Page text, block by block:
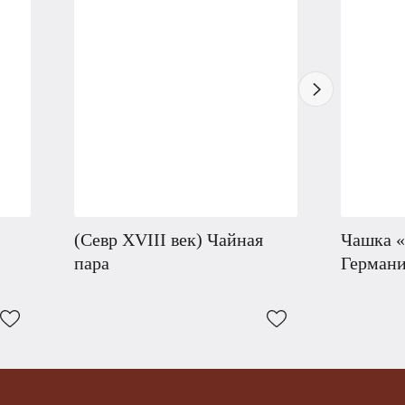
(Севр XVIII век) Чайная
пара
Чашка